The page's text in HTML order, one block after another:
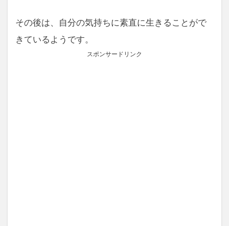
その後は、自分の気持ちに素直に生きることがで
きているようです。
スポンサードリンク